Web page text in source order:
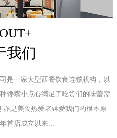
我们
是一家大型西餐饮食连锁机构，以
馋嘴小点心满足了吃货们的味蕾需
是美食热爱者钟爱我们的根本原
首店成立以来...